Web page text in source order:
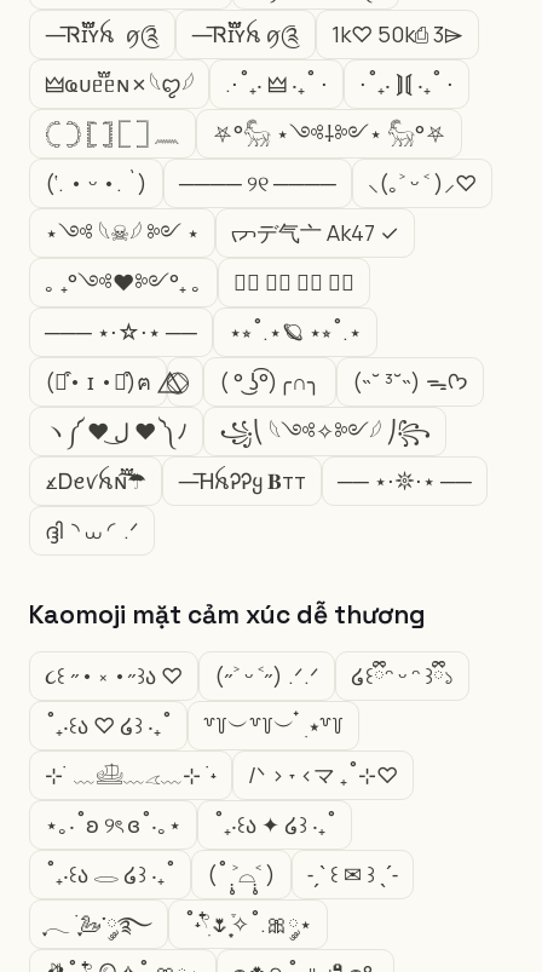
—͞Ꮢɪ፝֟፝֟ʏꫝ ꪇ༊
—͞Ꮢɪ፝֟፝֟ʏꫝ ꪇ༊
1k♡ㅤ 50k⎙ㅤ 3⌲
🜲ҩᴜᥱ֟፝ᥱɴ✗𓆩ꨄ︎𓆪
.⋅˚₊‧ 🜲 ‧₊˚ ⋅
⋅˚₊‧ ⟭⟬ ‧₊˚ ⋅
𓊆 𓊇 𓊈 𓊉 𓉘 𓉝 𓈖
⛧°𓃵 ⋆༺⸸༻⋆ 𓃵°⛧
(‘. • ᵕ •. `)
──── ୨୧ ────
⸜(｡˃ ᵕ ˂ )⸝♡
⋆༺ 𓆩☠︎︎𓆪 ༻ ⋆
ᡕᠵデ气亠 Ak47 ✓
｡ ₊°༺❤︎༻°₊ ｡
⠀⃝ ⠀⃝ ⠀⃝ ⠀⃝ㅤ
─── ⋆⋅☆⋅⋆ ──
⋆⭒˚.⋆🪐 ⋆⭒˚.⋆
(⌯͒• ɪ •⌯͒)ฅ
⃤⃟⃝ ㅤㅤㅤㅤㅤㅤㅤ ( ° ͜ʖ͡°)╭∩╮
(˵˘ ³˘˵) ᯓᡣ𐭩
ヽ༼ ♥ ل͜ ♥ ༽ﾉ
꧁⎝ 𓆩༺✧༻𓆪 ⎠꧂
᭻Ꭰꫀꪚꫝɴ֟፝͠ㅤ☂
—͞ᎻꫝᎮᎮყ 𝐁тт
── ⋆⋅𖤓⋅⋆ ──
ദ്ദി◝ ⩊ ◜.ᐟ
Kaomoji mặt cảm xúc dễ thương
૮꒰ ˶• ༝ •˶꒱ა ♡ (˶˃ ᵕ ˂˶) .ᐟ.ᐟ
໒꒰ྀིᵔ ᵕ ᵔ ꒱ྀི১
˚₊‧꒰ა ♡ ໒꒱ ‧₊˚
꒷꒦︶꒷꒦︶ ๋ ࣭ ⭑꒷꒦
⊹ ࣪ ﹏𓊝﹏𓂁﹏⊹ ࣪ ˖
/ᐠ > ˕ <マ ₊˚⊹♡
⋆｡‧˚ʚ ୨ৎ ɞ˚‧｡⋆
˚₊‧꒰ა ✦ ໒꒱ ‧₊˚
˚₊‧꒰ა 𓂋 ໒꒱ ‧₊˚
(˚ ˃̣̣̥⌓˂̣̣̥ )
˗ˏˋ ꒰ ✉︎ ꒱ ˎˊ˗
ִֶָ𓂃 ࣪ ִֶָ🦢་༘࿐
˚˖𓍢ִ໋🌷͙֒✧˚.🎀༘⋆